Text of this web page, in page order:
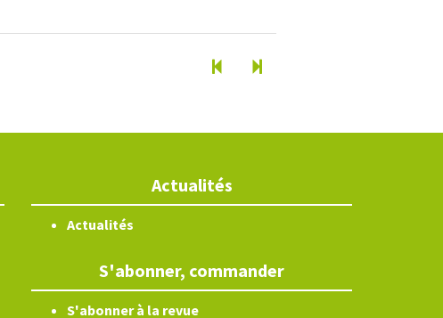
Actualités
Actualités
S'abonner, commander
S'abonner à la revue